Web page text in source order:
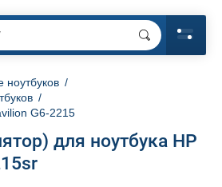
/
/
G6-2215
для ноутбука HP